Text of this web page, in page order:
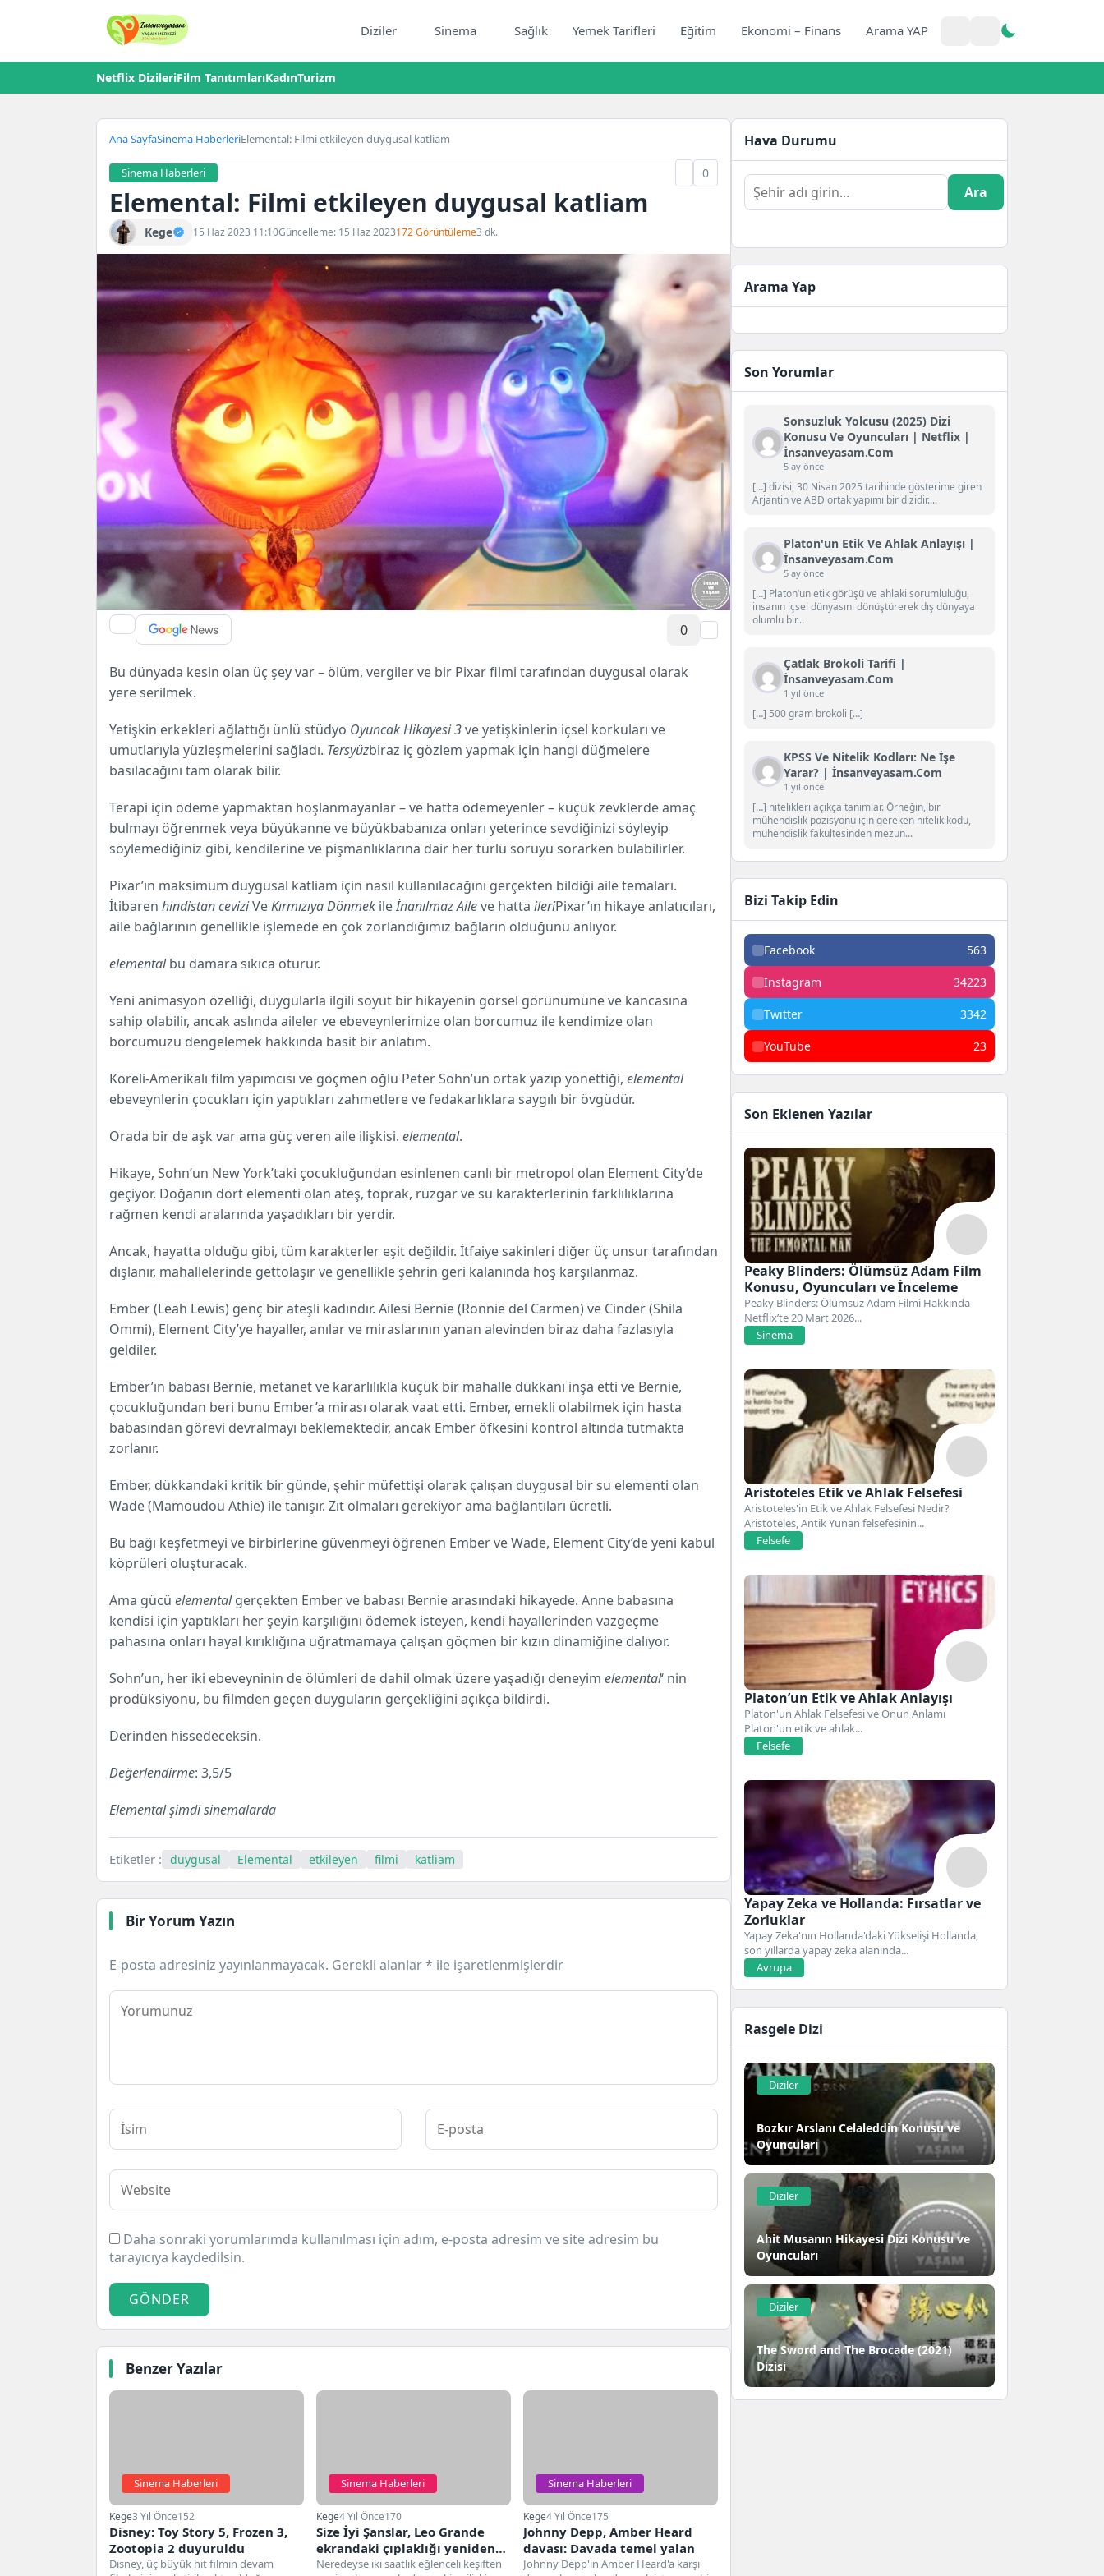
Diziler Sinema Sağlık Yemek Tarifleri Eğitim Ekonomi – Finans Arama YAP
Netflix DizileriFilm TanıtımlarıKadınTurizm
Ana SayfaSinema HaberleriElemental: Filmi etkileyen duygusal katliam
Sinema Haberleri 0
Elemental: Filmi etkileyen duygusal katliam
Kege 15 Haz 2023 11:10Güncelleme: 15 Haz 2023172 Görüntüleme3 dk.
0
Bu dünyada kesin olan üç şey var – ölüm, vergiler ve bir Pixar filmi tarafından duygusal olarak
yere serilmek.
Yetişkin erkekleri ağlattığı ünlü stüdyo Oyuncak Hikayesi 3ve yetişkinlerin içsel korkuları ve
umutlarıyla yüzleşmelerini sağladı. Tersyüzbiraz iç gözlem yapmak için hangi düğmelere
basılacağını tam olarak bilir.
Terapi için ödeme yapmaktan hoşlanmayanlar – ve hatta ödemeyenler – küçük zevklerde amaç
bulmayı öğrenmek veya büyükanne ve büyükbabanıza onları yeterince sevdiğinizi söyleyip
söylemediğiniz gibi, kendilerine ve pişmanlıklarına dair her türlü soruyu sorarken bulabilirler.
Pixar’ın maksimum duygusal katliam için nasıl kullanılacağını gerçekten bildiği aile temaları.
İtibaren hindistan ceviziVeKırmızıya Dönmek ileİnanılmaz Aileve hatta ileriPixar’ın hikaye anlatıcıları,
aile bağlarının genellikle işlemede en çok zorlandığımız bağların olduğunu anlıyor.
elementalbu damara sıkıca oturur.
Yeni animasyon özelliği, duygularla ilgili soyut bir hikayenin görsel görünümüne ve kancasına
sahip olabilir, ancak aslında aileler ve ebeveynlerimize olan borcumuz ile kendimize olan
borcumuzu dengelemek hakkında basit bir anlatım.
Koreli-Amerikalı film yapımcısı ve göçmen oğlu Peter Sohn’un ortak yazıp yönettiği, elemental
ebeveynlerin çocukları için yaptıkları zahmetlere ve fedakarlıklara saygılı bir övgüdür.
Orada bir de aşk var ama güç veren aile ilişkisi. elemental.
Hikaye, Sohn’un New York’taki çocukluğundan esinlenen canlı bir metropol olan Element City’de
geçiyor. Doğanın dört elementi olan ateş, toprak, rüzgar ve su karakterlerinin farklılıklarına
rağmen kendi aralarında yaşadıkları bir yerdir.
Ancak, hayatta olduğu gibi, tüm karakterler eşit değildir. İtfaiye sakinleri diğer üç unsur tarafından
dışlanır, mahallelerinde gettolaşır ve genellikle şehrin geri kalanında hoş karşılanmaz.
Ember (Leah Lewis) genç bir ateşli kadındır. Ailesi Bernie (Ronnie del Carmen) ve Cinder (Shila
Ommi), Element City’ye hayaller, anılar ve miraslarının yanan alevinden biraz daha fazlasıyla
geldiler.
Ember’ın babası Bernie, metanet ve kararlılıkla küçük bir mahalle dükkanı inşa etti ve Bernie,
çocukluğundan beri bunu Ember’a mirası olarak vaat etti. Ember, emekli olabilmek için hasta
babasından görevi devralmayı beklemektedir, ancak Ember öfkesini kontrol altında tutmakta
zorlanır.
Ember, dükkandaki kritik bir günde, şehir müfettişi olarak çalışan duygusal bir su elementi olan
Wade (Mamoudou Athie) ile tanışır. Zıt olmaları gerekiyor ama bağlantıları ücretli.
Bu bağı keşfetmeyi ve birbirlerine güvenmeyi öğrenen Ember ve Wade, Element City’de yeni kabul
köprüleri oluşturacak.
Ama gücü elementalgerçekten Ember ve babası Bernie arasındaki hikayede. Anne babasına
kendisi için yaptıkları her şeyin karşılığını ödemek isteyen, kendi hayallerinden vazgeçme
pahasına onları hayal kırıklığına uğratmamaya çalışan göçmen bir kızın dinamiğine dalıyor.
Sohn’un, her iki ebeveyninin de ölümleri de dahil olmak üzere yaşadığı deneyim elemental‘ nin
prodüksiyonu, bu filmden geçen duyguların gerçekliğini açıkça bildirdi.
Derinden hissedeceksin.
Değerlendirme: 3,5/5
Elemental şimdi sinemalarda
Etiketler : duygusal Elemental etkileyen filmi katliam
Bir Yorum Yazın
E-posta adresiniz yayınlanmayacak. Gerekli alanlar* ile işaretlenmişlerdir
Daha sonraki yorumlarımda kullanılması için adım, e-posta adresim ve site adresim bu
tarayıcıya kaydedilsin.
GÖNDER
Benzer Yazılar
Sinema Haberleri
Kege3 Yıl Önce152
Disney: Toy Story 5, Frozen 3,
Zootopia 2 duyuruldu
Disney, üç büyük hit filmin devam
Sinema Haberleri
Kege4 Yıl Önce170
Size İyi Şanslar, Leo Grande
ekrandaki çıplaklığı yeniden
yazıyor
Neredeyse iki saatlik eğlenceli keşiften
Sinema Haberleri
Kege4 Yıl Önce175
Johnny Depp, Amber Heard
davası: Davada temel yalan
Johnny Depp'in Amber Heard'a karşı
Hava Durumu
Ara
Arama Yap
Son Yorumlar
Sonsuzluk Yolcusu (2025) Dizi
Konusu Ve Oyuncuları | Netflix |
İnsanveyasam.com
5 ay önce
[…] dizisi, 30 Nisan 2025 tarihinde gösterime giren
Arjantin ve ABD ortak yapımı bir dizidir....
Platon'un Etik Ve Ahlak Anlayışı |
İnsanveyasam.com
5 ay önce
[…] Platon‘un etik görüşü ve ahlaki sorumluluğu,
insanın içsel dünyasını dönüştürerek dış dünyaya
olumlu bir...
Çatlak Brokoli Tarifi |
İnsanveyasam.com
1 yıl önce
[…] 500 gram brokoli […]
KPSS Ve Nitelik Kodları: Ne İşe
Yarar? | İnsanveyasam.com
1 yıl önce
[…] nitelikleri açıkça tanımlar. Örneğin, bir
mühendislik pozisyonu için gereken nitelik kodu,
mühendislik fakültesinden mezun...
Bizi Takip Edin
Facebook 563
Instagram 34223
Twitter 3342
YouTube 23
Son Eklenen Yazılar
Peaky Blinders: Ölümsüz Adam Film
Konusu, Oyuncuları ve İnceleme
Peaky Blinders: Ölümsüz Adam Filmi Hakkında
Netflix’te 20 Mart 2026...
Sinema
Aristoteles Etik ve Ahlak Felsefesi
Aristoteles'in Etik ve Ahlak Felsefesi Nedir?
Aristoteles, Antik Yunan felsefesinin...
Felsefe
Platon’un Etik ve Ahlak Anlayışı
Platon'un Ahlak Felsefesi ve Onun Anlamı
Platon'un etik ve ahlak...
Felsefe
Yapay Zeka ve Hollanda: Fırsatlar ve
Zorluklar
Yapay Zeka'nın Hollanda'daki Yükselişi Hollanda,
son yıllarda yapay zeka alanında...
Avrupa
Rasgele Dizi
Diziler
Bozkır Arslanı Celaleddin Konusu ve
Oyuncuları
Diziler
Ahit Musanın Hikayesi Dizi Konusu ve
Oyuncuları
Diziler
The Sword and The Brocade (2021)
Dizisi